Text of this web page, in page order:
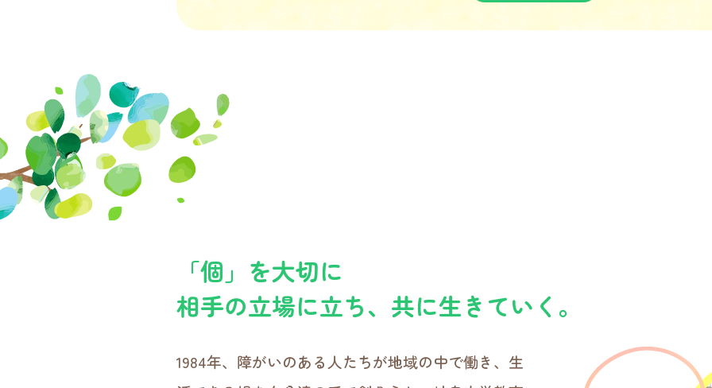
「個 」 を大切に
相手の立場に立ち、 共に生きていく 。
1984年、障がいのある人たちが地域の中で働き、生